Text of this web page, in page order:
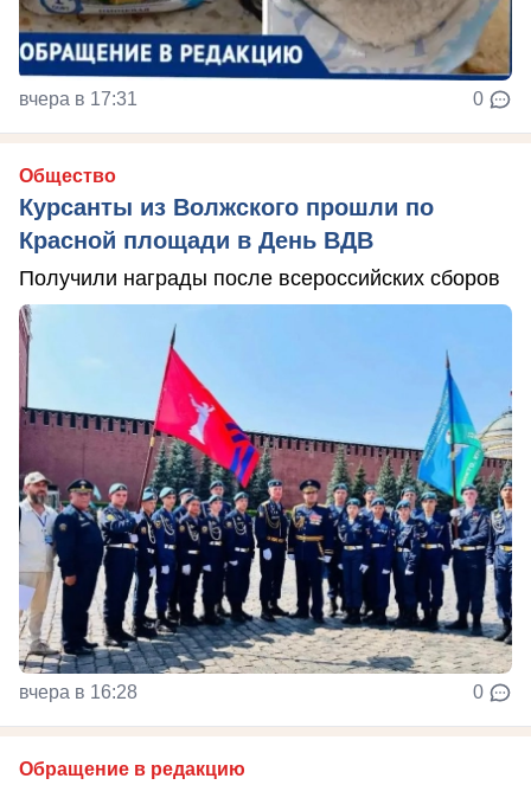
вчера в 17:31 0
Общество
Курсанты из Волжского прошли по
Красной площади в День ВДВ
Получили награды после всероссийских сборов
вчера в 16:28 0
Обращение в редакцию